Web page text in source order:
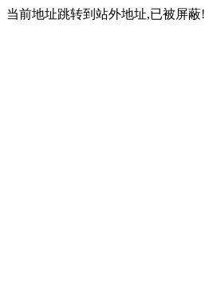
当前地址跳转到站外地址,已被屏蔽!